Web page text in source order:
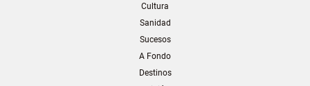
Cultura
Sanidad
Sucesos
A Fondo
Destinos